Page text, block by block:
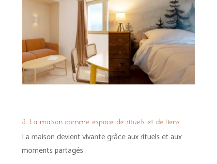
3. La maison comme espace de rituels et de liens
La maison devient vivante grâce aux rituels et aux
moments partagés :